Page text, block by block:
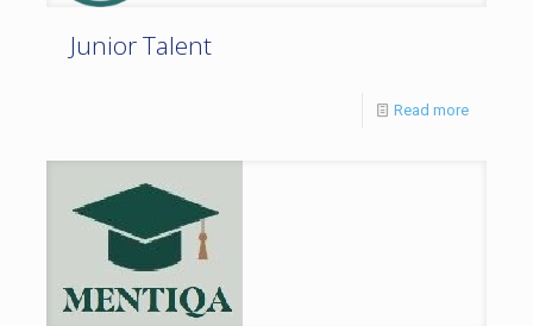
Junior Talent
Read more